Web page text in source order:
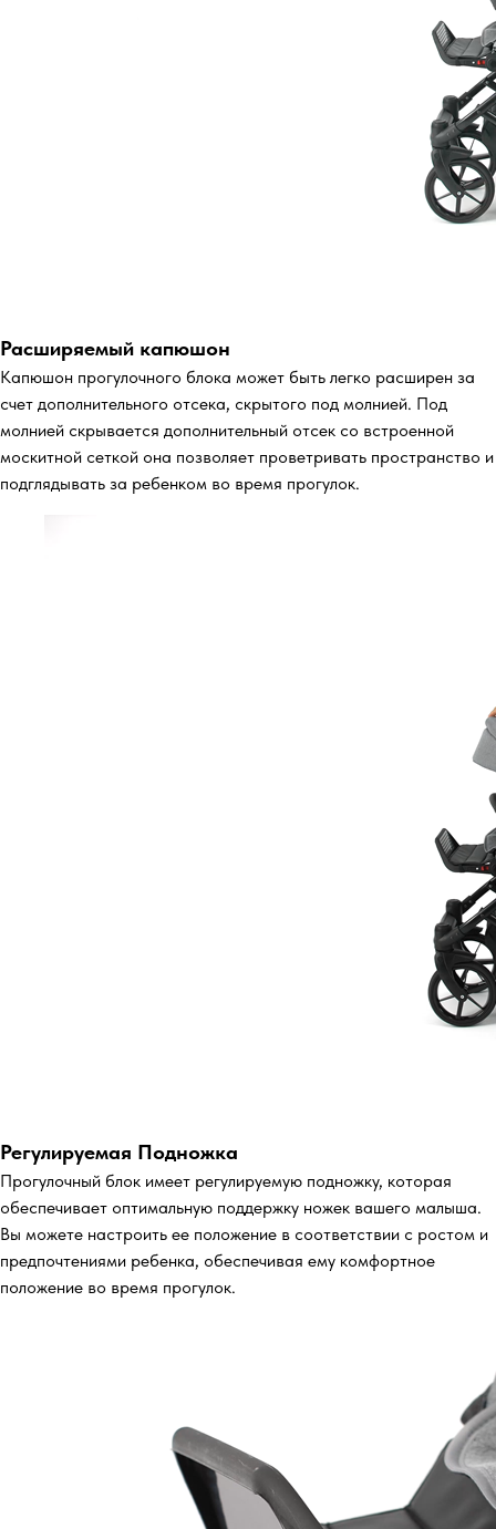
Расширяемый капюшон
Капюшон прогулочного блока может быть легко расширен за
счет дополнительного отсека, скрытого под молнией. Под
молнией скрывается дополнительный отсек со встроенной
москитной сеткой она позволяет проветривать пространство и
подглядывать за ребенком во время прогулок.
Регулируемая Подножка
Прогулочный блок имеет регулируемую подножку, которая
обеспечивает оптимальную поддержку ножек вашего малыша.
Вы можете настроить ее положение в соответствии с ростом и
предпочтениями ребенка, обеспечивая ему комфортное
положение во время прогулок.